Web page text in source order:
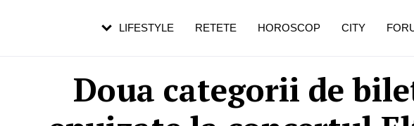
Doua categorii de
LIFESTYLE RETETE HOROSCOP CITY
pe măsură ce înaintezi în vârstă
de dureroasă este investigația